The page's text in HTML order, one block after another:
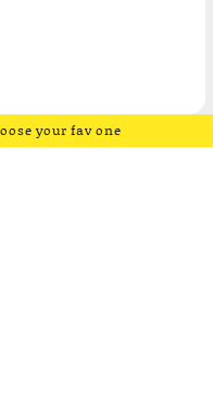
your fav one